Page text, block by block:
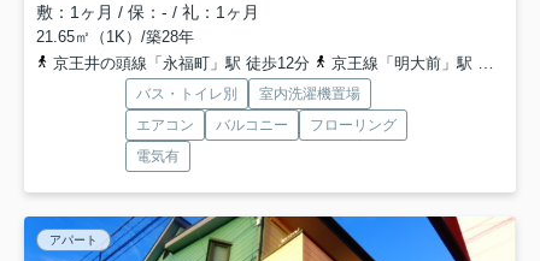
敷：1ヶ月 / 保：- / 礼：1ヶ月
21.65㎡（1K）/築28年
京王井の頭線「永福町」駅 徒歩12分
京王線「明大前」駅 徒歩17分
バス・トイレ別
室内洗濯機置場
エアコン
バルコニー
フローリング
電気有
アパート